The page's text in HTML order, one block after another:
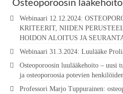
Osteoporoosin
Webinaari 12.12.2024:
KRITEERIT, NIIDEN
HOIDON ALOITUS JA
Webinaari 31.3.2024: Luulääke
Osteoporoosin luulääkehoito – uusi
ja osteoporoosia potevien
Professori Marjo Tuppurainen: